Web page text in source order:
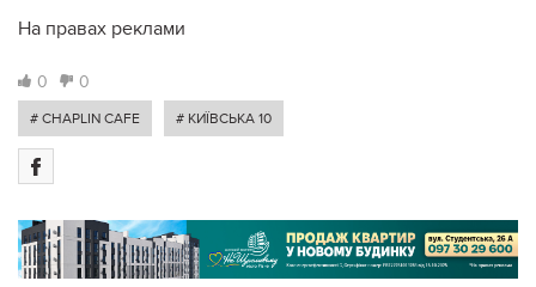
На правах реклами
0 0
# CHAPLIN CAFE # КИЇВСЬКА 10